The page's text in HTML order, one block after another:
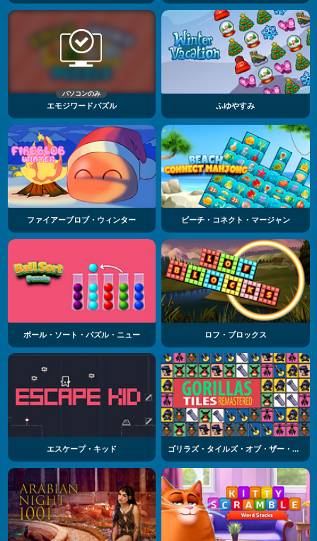
パソコンのみ
エモジワードパズル ふゆやすみ
ファイアーブロブ・ウィンター ビーチ・コネクト・マージャン
ボール・ソート・パズル・ニュー ロフ・ブロックス
エスケープ・キッド ゴリラズ・タイルズ・オブ・ザー・アネクスペクティド